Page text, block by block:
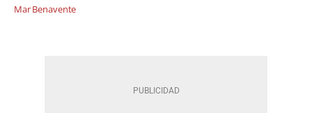
Mar Benavente